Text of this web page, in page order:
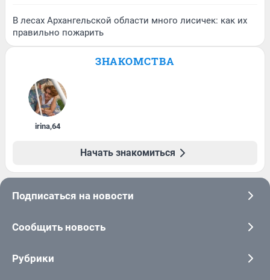
В лесах Архангельской области много лисичек: как их
правильно пожарить
ЗНАКОМСТВА
irina,64
Начать знакомиться
Подписаться на новости
Сообщить новость
Рубрики